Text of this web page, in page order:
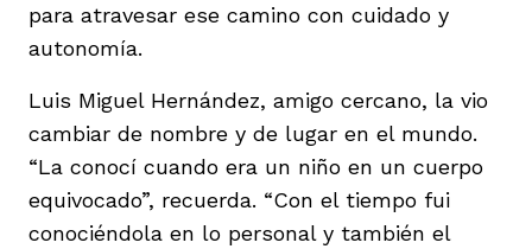
para atravesar ese camino con cuidado y
autonomía.
Luis Miguel Hernández, amigo cercano, la vio
cambiar de nombre y de lugar en el mundo.
“La conocí cuando era un niño en un cuerpo
equivocado”, recuerda. “Con el tiempo fui
conociéndola en lo personal y también el